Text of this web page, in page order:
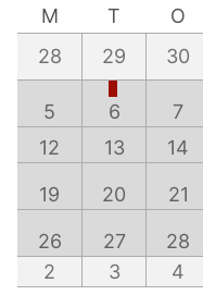
M
T O
28
29 30
5 6 7
12
13 14
19 20 21
26 27 28
2
3 4